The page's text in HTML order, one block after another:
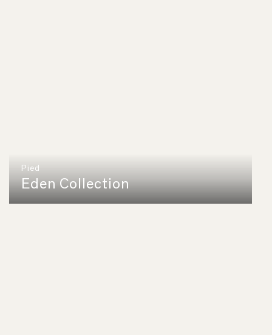
Pied
Eden Collection